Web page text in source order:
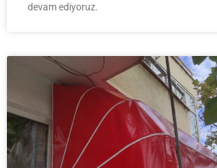
devam ediyoruz.